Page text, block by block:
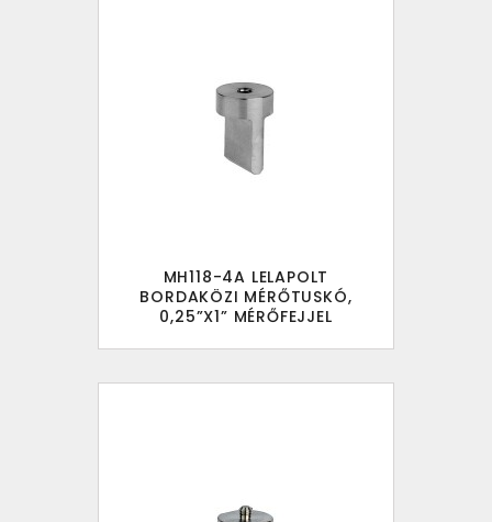
MH118-4A LELAPOLT
BORDAKÖZI MÉRŐTUSKÓ,
0,25”X1” MÉRŐFEJJEL